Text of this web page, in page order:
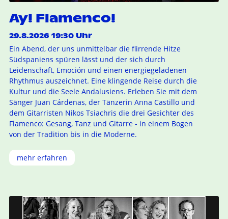
Ay! Flamenco!
29.8.2026 19:30 Uhr
Ein Abend, der uns unmittelbar die flirrende Hitze
Südspaniens spüren lässt und der sich durch
Leidenschaft, Emoción und einen energiegeladenen
Rhythmus auszeichnet. Eine klingende Reise durch die
Kultur und die Seele Andalusiens. Erleben Sie mit dem
Sänger Juan Cárdenas, der Tänzerin Anna Castillo und
dem Gitarristen Nikos Tsiachris die drei Gesichter des
Flamenco: Gesang, Tanz und Gitarre - in einem Bogen
von der Tradition bis in die Moderne.
mehr erfahren